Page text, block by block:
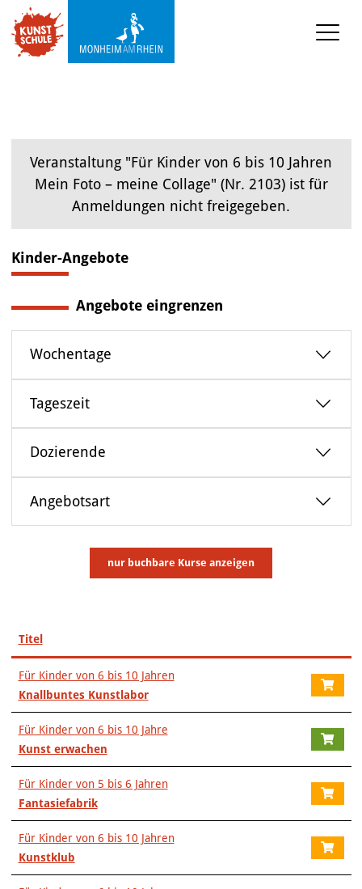
Ermäßigungen
Projekte und
Kooperationen
Mediathek
KUNST-WERKSTATT TURMSTRASSE
ÜBER UNS
Veranstaltung "Für Kinder von 6 bis 10 Jahren
Mein Foto – meine Collage" (Nr. 2103) ist für
Anmeldungen nicht freigegeben.
Kinder-Angebote
Angebote eingrenzen
Wochentage
Tageszeit
Dozierende
Angebotsart
nur buchbare Kurse anzeigen
Titel
–
Für Kinder von 6 bis 10 Jahren
Knallbuntes Kunstlabor
Für Kinder von 6 bis 10 Jahre
Kunst erwachen
Für Kinder von 5 bis 6 Jahren
Fantasiefabrik
Für Kinder von 6 bis 10 Jahren
Kunstklub